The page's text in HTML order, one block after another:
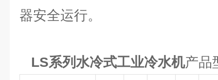
器安全运行。
LS系列水冷式工业冷水机产品